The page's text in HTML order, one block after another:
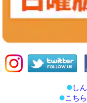
し
こち